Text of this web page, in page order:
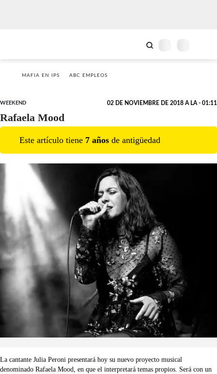
MAFIA EN IPS ABC EMPLEOS
WEEKEND 02 DE NOVIEMBRE DE 2018 A LA - 01:11
Rafaela Mood
Este artículo tiene 7 años de antigüedad
La cantante Julia Peroni presentará hoy su nuevo proyecto musical
denominado Rafaela Mood, en que el interpretará temas propios. Será con un